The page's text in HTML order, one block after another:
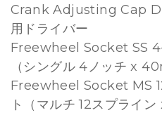
Crank Adjusting Cap
用ドライバー
Freewheel Socket SS
（シングル 4ノッチ x
Freewheel Socket MS
ト（マルチ 12スプライ